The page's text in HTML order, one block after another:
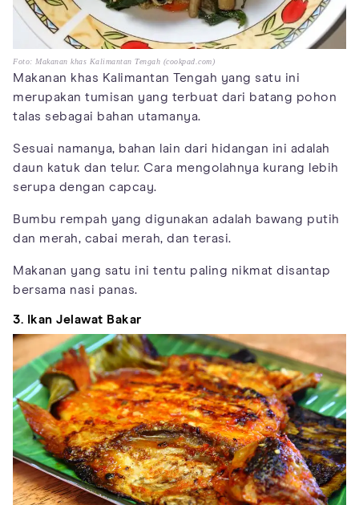
Foto: Makanan khas Kalimantan Tengah (cookpad.com)
Makanan khas Kalimantan Tengah yang satu ini
merupakan tumisan yang terbuat dari batang pohon
talas sebagai bahan utamanya.
Sesuai namanya, bahan lain dari hidangan ini adalah
daun katuk dan telur. Cara mengolahnya kurang lebih
serupa dengan capcay.
Bumbu rempah yang digunakan adalah bawang putih
dan merah, cabai merah, dan terasi.
Makanan yang satu ini tentu paling nikmat disantap
bersama nasi panas.
3. Ikan Jelawat Bakar